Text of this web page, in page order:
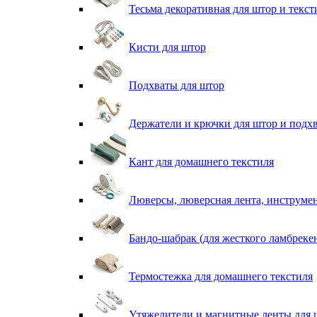
Тесьма декоративная для штор и
Кисти для штор
Подхваты для штор
Держатели и крючки для штор и
Кант для домашнего текстиля
Люверсы, люверсная лента,
Бандо-шабрак (для жесткого
Термостежка для домашнего текстиля
Утяжелители и магнитные ленты для